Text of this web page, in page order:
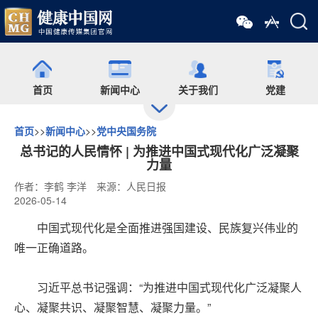
首页 新闻中心 关于我们 党建
出版 食药网 培训 会展
药师在线 舆情
微信矩阵
首页>>新闻中心>>党中央国务院
总书记的人民情怀 | 为推进中国式现代化广泛凝聚
力量
作者：李鹤 李洋
来源：人民日报
2026-05-14
中国式现代化是全面推进强国建设、民族复兴伟业的
唯一正确道路。
习近平总书记强调：“为推进中国式现代化广泛凝聚人
心、凝聚共识、凝聚智慧、凝聚力量。”